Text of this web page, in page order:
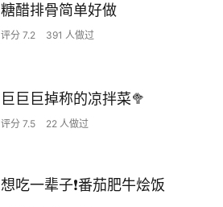
糖醋排骨简单好做
评分 7.2 391 人做过
巨巨巨掉称的凉拌菜🥦
评分 7.5 22 人做过
想吃一辈子❗️番茄肥牛烩饭